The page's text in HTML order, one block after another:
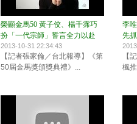
榮顯金馬50 黃子佼、楊千霈巧
扮「一代宗師」誓言全力以赴
2013-10-31 22:34:43
【記者張家倫／台北報導】《第
50屆金馬獎頒獎典禮》...
李
先
【
楓